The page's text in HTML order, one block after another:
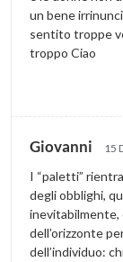
un bene
sentito troppe
troppo Ciao
Giovanni 15
I “paletti”
degli obblighi,
dell’orizzonte
dell’individuo: